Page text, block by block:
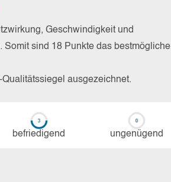
Geschwindigkeit und
sind 18 Punkte das bestmögliche
ausgezeichnet.
be­frie­di­gend un­ge­nü­gend